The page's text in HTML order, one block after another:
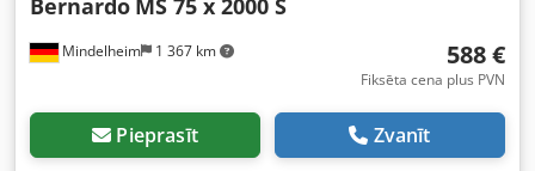
Mindelheim 1 367 km
Bernardo MS 75 x 2000 S
588 €
Fiksēta cena plus PVN
Pieprasīt Zvanīt